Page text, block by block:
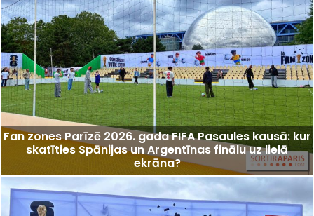
Fan zones Parīzē 2026. gada FIFA Pasaules kausā: kur
skatīties Spānijas un Argentīnas finālu uz lielā
ekrāna?